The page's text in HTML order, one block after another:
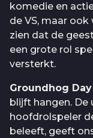
komedie en
de VS, maar
zien dat de
een grote rol
versterkt.
Groundhog Day
blijft hangen. De
hoofdrolspeler
beleeft, geeft